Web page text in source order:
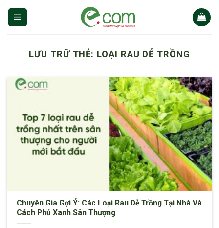
Chuyển
đến
LƯU TRỮ THẺ: LOẠI RAU DỄ TRỒNG
Chuyên Gia Gợi Ý: Các Loại Rau Dễ Trồng Tại Nhà Và
Cách Phủ Xanh Sân Thượng